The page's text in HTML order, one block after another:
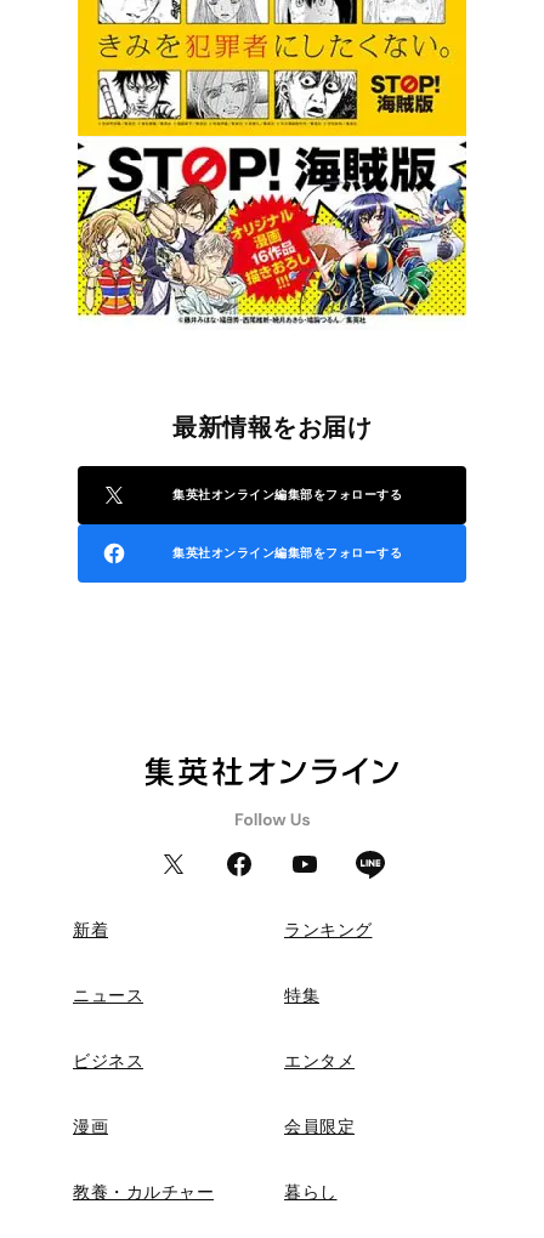
最新情報をお届け
集英社オンライン編集部をフォローする
集英社オンライン編集部をフォローする
新着 ランキング
ニュース 特集
ビジネス エンタメ
漫画 会員限定
教養・カルチャー 暮らし